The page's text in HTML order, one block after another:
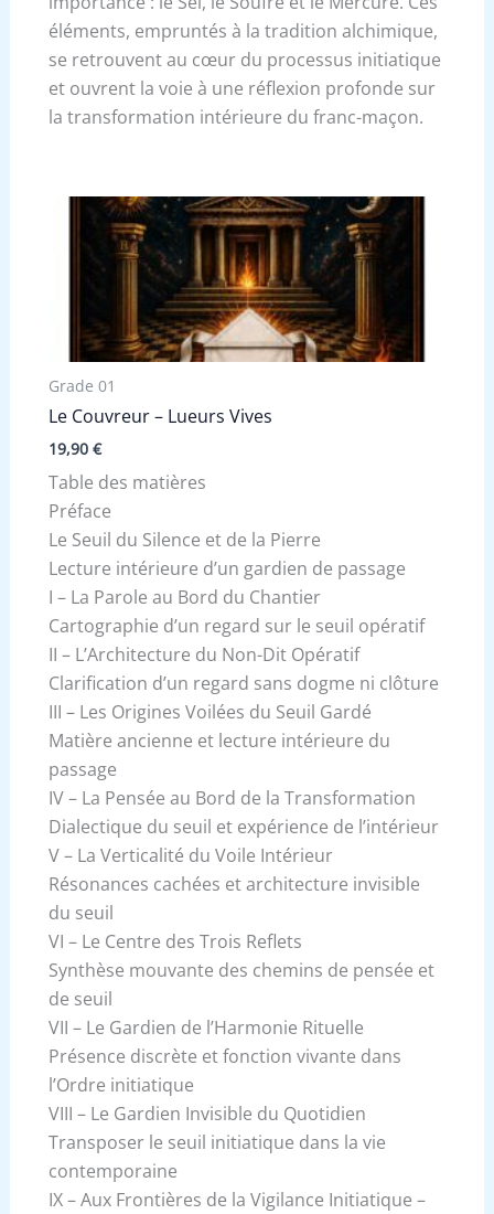
éléments, empruntés à la tradition alchimique,
se retrouvent au cœur du processus initiatique
et ouvrent la voie à une réflexion profonde sur
la transformation intérieure du franc-maçon.
Grade 01
Le Couvreur – Lueurs Vives
19,90 €
Table des matières
Préface
Le Seuil du Silence et de la Pierre
Lecture intérieure d’un gardien de passage
I – La Parole au Bord du Chantier
Cartographie d’un regard sur le seuil opératif
II – L’Architecture du Non-Dit Opératif
Clarification d’un regard sans dogme ni clôture
III – Les Origines Voilées du Seuil Gardé
Matière ancienne et lecture intérieure du
passage
IV – La Pensée au Bord de la Transformation
Dialectique du seuil et expérience de l’intérieur
V – La Verticalité du Voile Intérieur
Résonances cachées et architecture invisible
du seuil
VI – Le Centre des Trois Reflets
Synthèse mouvante des chemins de pensée et
de seuil
VII – Le Gardien de l’Harmonie Rituelle
Présence discrète et fonction vivante dans
l’Ordre initiatique
VIII – Le Gardien Invisible du Quotidien
Transposer le seuil initiatique dans la vie
contemporaine
IX – Aux Frontières de la Vigilance Initiatique –